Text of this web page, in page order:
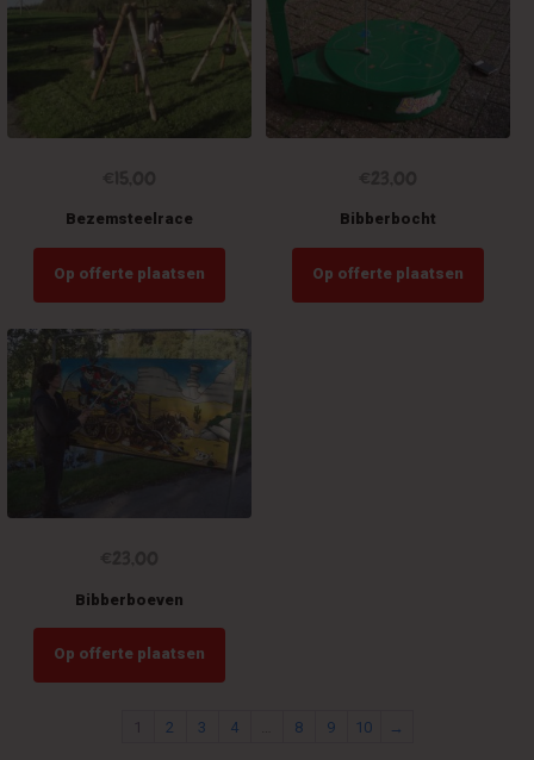
optie
kan
gekozen
op
de
Bezemsteelrace
Op offerte plaatsen
Bibberbocht
Op offerte plaatsen
Bibberboeven
Op offerte plaatsen
1 2 3 4 8 9 10 →